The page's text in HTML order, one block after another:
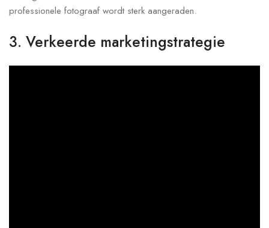
professionele fotograaf wordt sterk aangeraden.
3. Verkeerde marketingstrategie